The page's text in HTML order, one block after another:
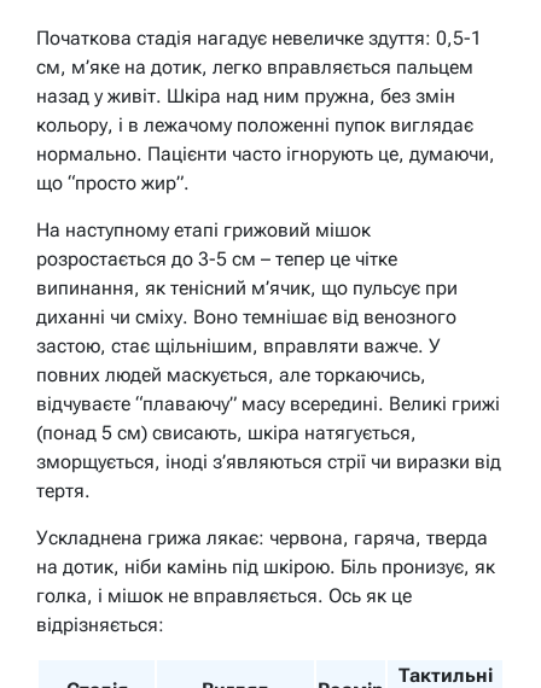
Початкова стадія нагадує невеличке здуття: 0,5-1
см, м’яке на дотик, легко вправляється пальцем
назад у живіт. Шкіра над ним пружна, без змін
кольору, і в лежачому положенні пупок виглядає
нормально. Пацієнти часто ігнорують це, думаючи,
що “просто жир”.
На наступному етапі грижовий мішок
розростається до 3-5 см – тепер це чітке
випинання, як тенісний м’ячик, що пульсує при
диханні чи сміху. Воно темнішає від венозного
застою, стає щільнішим, вправляти важче. У
повних людей маскується, але торкаючись,
відчуваєте “плаваючу” масу всередині. Великі грижі
(понад 5 см) свисають, шкіра натягується,
зморщується, іноді з’являються стрії чи виразки від
тертя.
Ускладнена грижа лякає: червона, гаряча, тверда
на дотик, ніби камінь під шкірою. Біль пронизує, як
голка, і мішок не вправляється. Ось як це
відрізняється:
Тактильні